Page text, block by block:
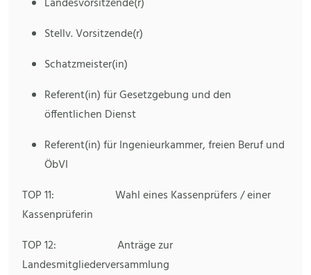
Stellv. Vorsitzende(r)
Schatzmeister(in)
Referent(in) für Gesetzgebung und den
öffentlichen Dienst
Referent(in) für Ingenieurkammer, freien Beruf und
ÖbVI
TOP 11: Wahl eines Kassenprüfers / einer
Kassenprüferin
TOP 12: Anträge zur
Landesmitgliederversammlung